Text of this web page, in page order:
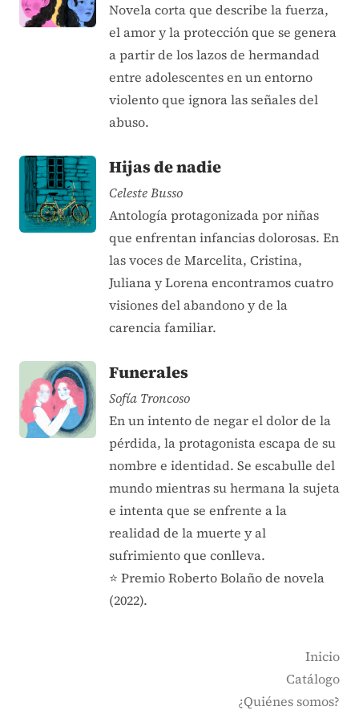
Novela corta que describe la fuerza,
el amor y la protección que se genera
a partir de los lazos de hermandad
entre adolescentes en un entorno
violento que ignora las señales del
abuso.
Hijas de nadie
Celeste Busso
Antología protagonizada por niñas
que enfrentan infancias dolorosas. En
las voces de Marcelita, Cristina,
Juliana y Lorena encontramos cuatro
visiones del abandono y de la
carencia familiar.
Funerales
Sofía Troncoso
En un intento de negar el dolor de la
pérdida, la protagonista escapa de su
nombre e identidad. Se escabulle del
mundo mientras su hermana la sujeta
e intenta que se enfrente a la
realidad de la muerte y al
sufrimiento que conlleva.
⭐ Premio Roberto Bolaño de novela
(2022).
Inicio
Catálogo
¿Quiénes somos?